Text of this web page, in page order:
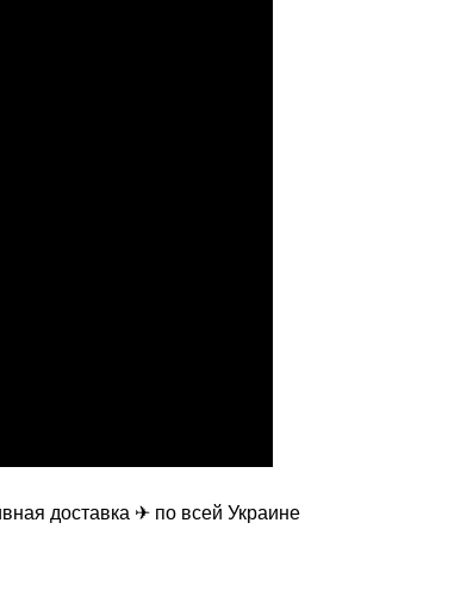
доставка ✈ по всей Украине